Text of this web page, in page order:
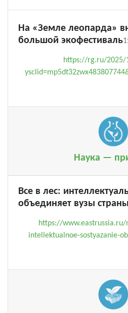
На «Земле леопарда»
большой экофестиваль
https://rg.ru/2025/
Наука —
Все в лес:
объединяет вузы страны
https://
intellektualnoe-sostyazanie-